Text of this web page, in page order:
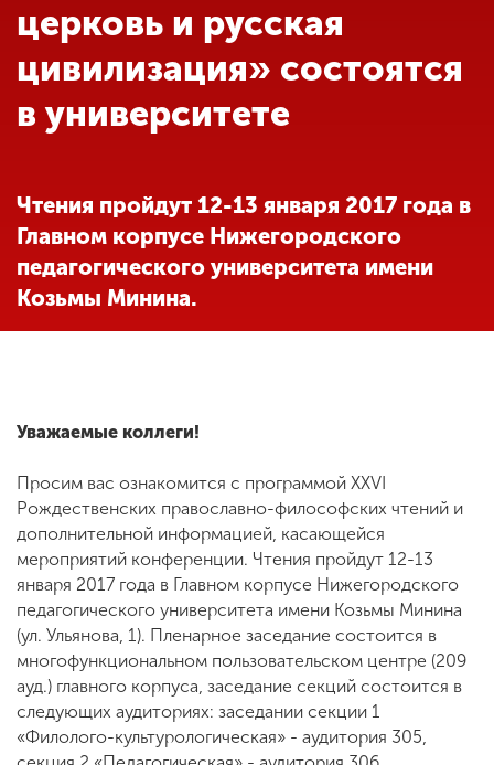
Наука
Международная
деятельность
Другие виды
деятельности
Студенческая жизнь
организации
ENG SPN CHI
Приемная
комиссия
+7 (831) 262-26-20
церковь и русская
цивилизация» состоятся
в университете
Чтения пройдут 12-13 января 2017 года в
Главном корпусе Нижегородского
педагогического университета имени
Козьмы Минина.
Уважаемые коллеги!
Просим вас ознакомится с программой XXVI
Рождественских православно-философских чтений и
дополнительной информацией, касающейся
мероприятий конференции. Чтения пройдут 12-13
января 2017 года в Главном корпусе Нижегородского
педагогического университета имени Козьмы Минина
(ул. Ульянова, 1). Пленарное заседание состоится в
многофункциональном пользовательском центре (209
ауд.) главного корпуса, заседание секций состоится в
следующих аудиториях: заседании секции 1
«Филолого-культурологическая» - аудитория 305,